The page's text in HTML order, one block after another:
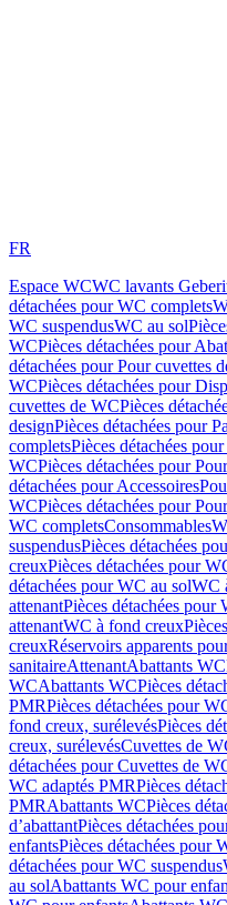
FR
Espace WCWC lavants
détachées pour WC complets
WC suspendusWC au sol
WCPièces détachées pour
détachées pour Pour cuvettes
WCPièces détachées pour
cuvettes de WCPièces
designPièces détachées pour
completsPièces détachées
WCPièces détachées pour
détachées pour Accessoires
WCPièces détachées pour
WC completsConsommables
suspendusPièces détachées
creuxPièces détachées pour
détachées pour WC au solWC
attenantPièces détachées
attenantWC à fond creux
creuxRéservoirs apparents
sanitaireAttenantAbattants WC
WCAbattants WCPièces
PMRPièces détachées pour
fond creux, surélevésPièces
creux, surélevésCuvettes de
détachées pour Cuvettes de
WC adaptés PMRPièces
PMRAbattants WCPièces
d’abattantPièces détachées
enfantsPièces détachées pour
détachées pour WC suspendus
au solAbattants WC pour